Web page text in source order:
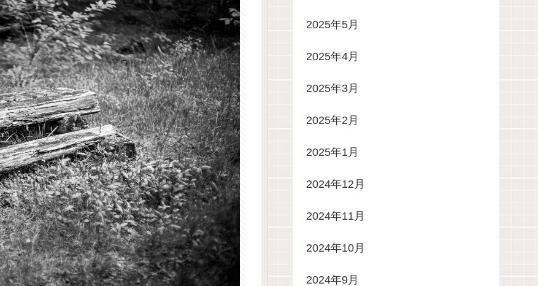
2025年5月
2025年4月
2025年3月
2025年2月
2025年1月
2024年12月
2024年11月
2024年10月
2024年9月